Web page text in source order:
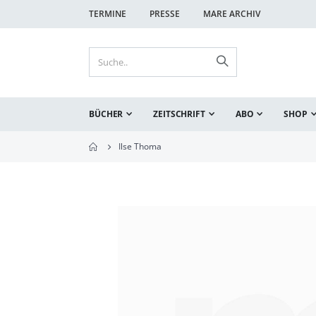
TERMINE PRESSE MARE ARCHIV
BÜCHER ZEITSCHRIFT ABO SHOP
Ilse Thoma